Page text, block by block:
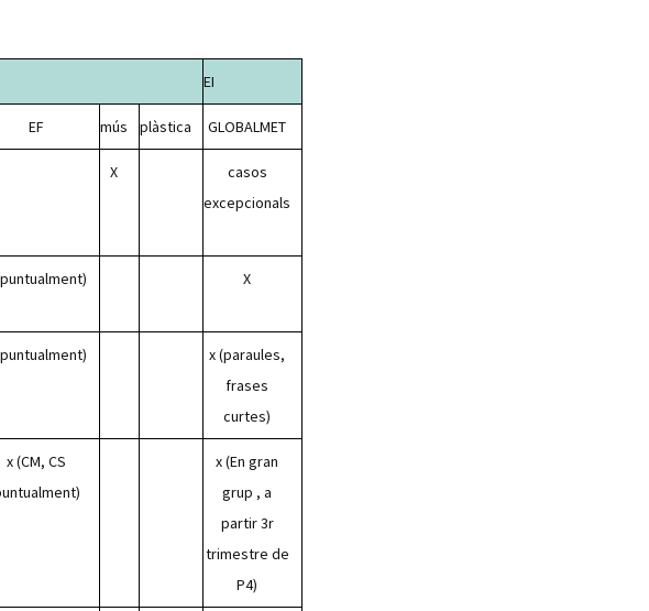
EI
EF mús plàstica GLOBALMET
X
casos
excepcionals
X
x (paraules,
frases
curtes)
x (CM, CS
x (En gran
grup , a
partir 3r
trimestre de
P4)